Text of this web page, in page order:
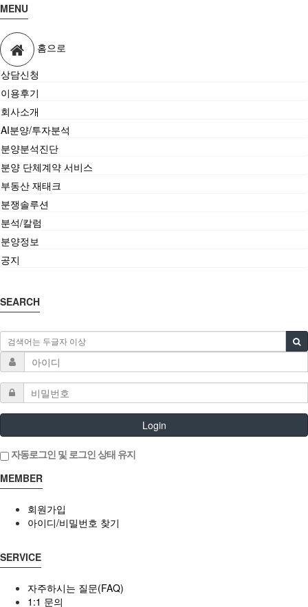
MENU
홈으로
상담신청
이용후기
회사소개
AI분양/투자분석
분양분석진단
분양 단체계약 서비스
부동산 재태크
분쟁솔루션
분석/칼럼
분양정보
공지
SEARCH
Login
자동로그인 및 로그인 상태 유지
MEMBER
회원가입
아이디/비밀번호 찾기
SERVICE
자주하시는 질문(FAQ)
1:1 문의